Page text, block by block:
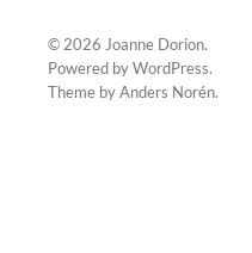
© 2026 Joanne Dorion.
Powered byWordPress.
Theme byAnders Norén.